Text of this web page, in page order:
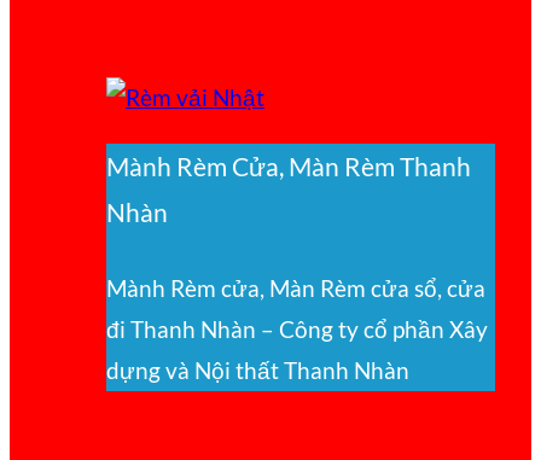
Mành Rèm Cửa, Màn Rèm Thanh
Nhàn
Mành Rèm cửa, Màn Rèm cửa sổ, cửa
đi Thanh Nhàn – Công ty cổ phần Xây
dựng và Nội thất Thanh Nhàn